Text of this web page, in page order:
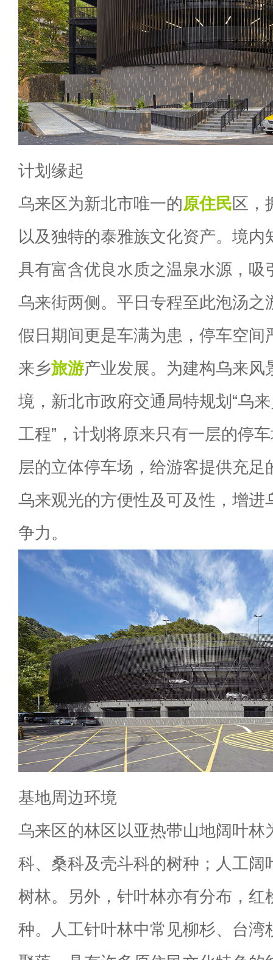
计划缘起
乌来区为新北市唯一的原住民区，
以及独特的泰雅族文化资产。境内
具有富含优良水质之温泉水源，吸
乌来街两侧。平日专程至此泡汤之
假日期间更是车满为患，停车空间
来乡旅游产业发展。为建构乌来风
境，新北市政府交通局特规划“乌
工程”，计划将原来只有一层的停
层的立体停车场，给游客提供充足
乌来观光的方便性及可及性，增进
争力。
基地周边环境
乌来区的林区以亚热带山地阔叶林
科、桑科及壳斗科的树种；人工阔
树林。另外，针叶林亦有分布，红
种。人工针叶林中常见柳杉、台湾